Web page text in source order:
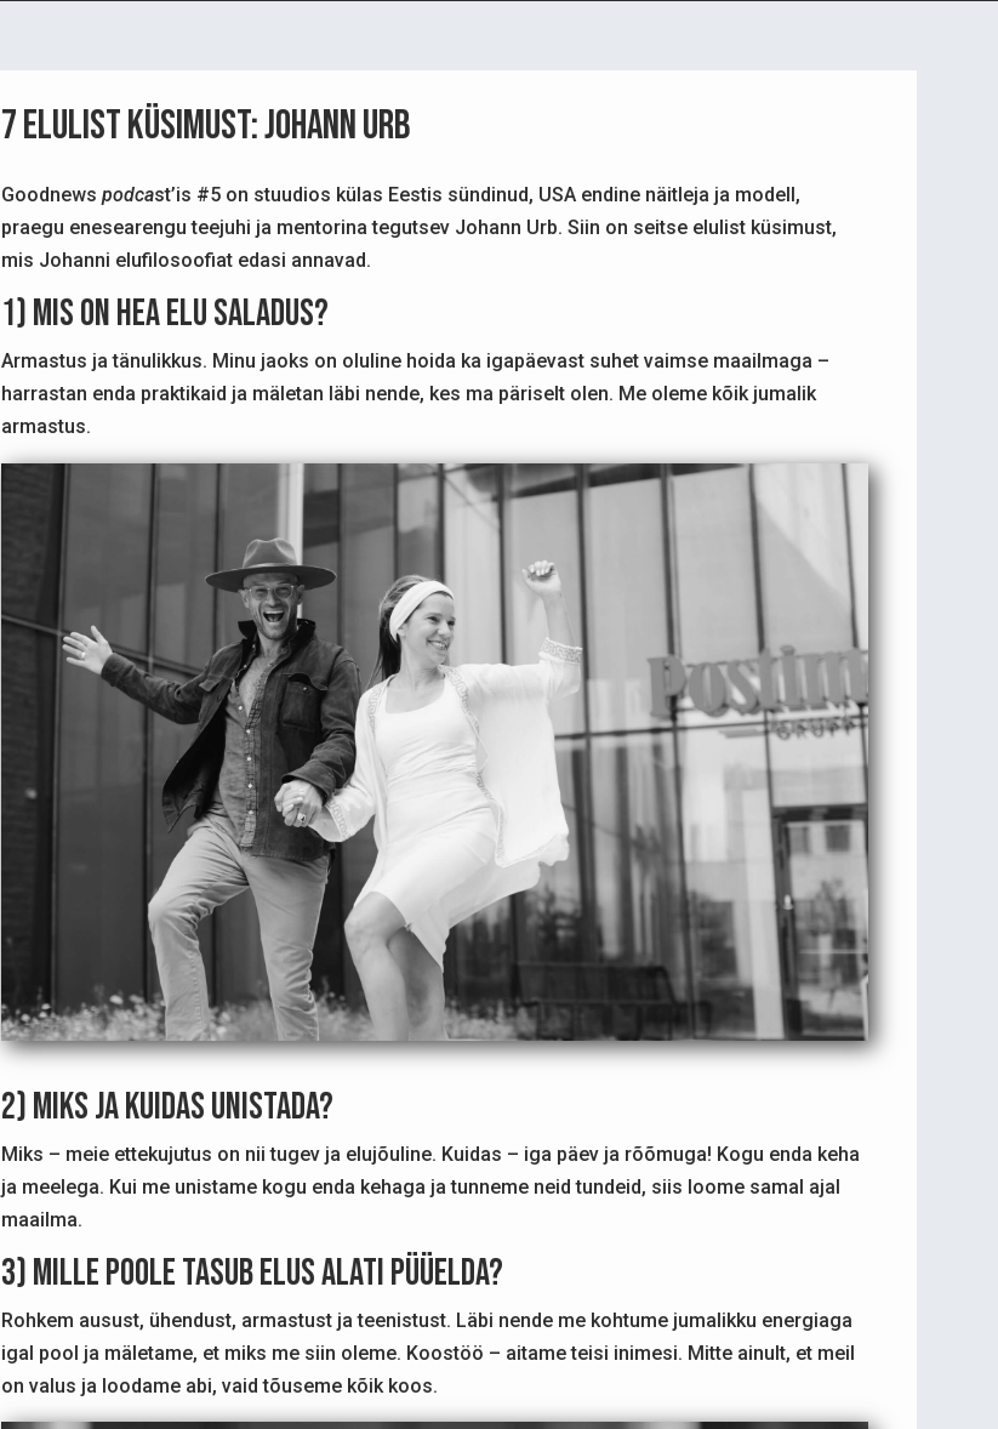
7 ELULIST KÜSIMUST: Johann Urb
Goodnewspodcast’is #5 on stuudios külas Eestis sündinud, USA endine näitleja ja modell,
praegu enesearengu teejuhi ja mentorina tegutsev Johann Urb. Siin on seitse elulist küsimust,
mis Johanni elufilosoofiat edasi annavad.
1) Mis on hea elu saladus?
Armastus ja tänulikkus. Minu jaoks on oluline hoida ka igapäevast suhet vaimse maailmaga –
harrastan enda praktikaid ja mäletan läbi nende, kes ma päriselt olen. Me oleme kõik jumalik
armastus.
2) Miks ja kuidas unistada?
Miks – meie ettekujutus on nii tugev ja elujõuline. Kuidas – iga päev ja rõõmuga! Kogu enda keha
ja meelega. Kui me unistame kogu enda kehaga ja tunneme neid tundeid, siis loome samal ajal
maailma.
3) Mille poole tasub elus alati püüelda?
Rohkem ausust, ühendust, armastust ja teenistust. Läbi nende me kohtume jumalikku energiaga
igal pool ja mäletame, et miks me siin oleme. Koostöö – aitame teisi inimesi. Mitte ainult, et meil
on valus ja loodame abi, vaid tõuseme kõik koos.